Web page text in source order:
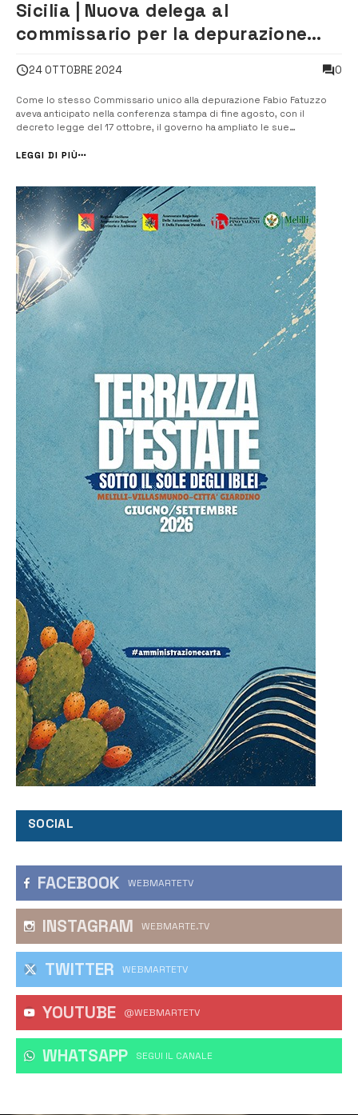
Sicilia | Nuova delega al
commissario per la depurazione
24 OTTOBRE 2024 0
Come lo stesso Commissario unico alla depurazione Fabio Fatuzzo
aveva anticipato nella conferenza stampa di fine agosto, con il
decreto legge del 17 ottobre, il governo ha ampliato le sue
153 ha per oggetto “Disposizioni urgenti per la tutela ambientale del
LEGGI DI PIÙ
SOCIAL
FACEBOOK WEBMARTETV
INSTAGRAM WEBMARTE.TV
TWITTER WEBMARTETV
YOUTUBE @WEBMARTETV
WHATSAPP ‎SEGUI IL CANALE